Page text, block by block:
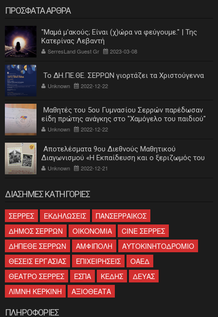
ΠΡΟΣΦΑΤΑ ΑΡΘΡΑ
"Μαμά μ'ακούς; Είναι (χ)ώρα να φεύγουμε." | Της
Κατερίνας Λεβαντή
SerresLand Guest Gr 2023-03-08
Το ΔΗ.ΠΕ.ΘΕ. ΣΕΡΡΩΝ γιορτάζει τα Χριστούγεννα
Unknown 2022-12-22
Μαθητές του 5ου Γυμνασίου Σερρών παρέδωσαν
είδη πρώτης ανάγκης στο "Χαμόγελο του παιδιού"
Unknown 2022-12-22
Αποτελέσματα 9ου Διεθνούς Μαθητικού
Διαγωνισμού «Η Εκπαίδευση και ο ξεριζωμός του
ελληνισμού»
Unknown 2022-12-21
ΔΙΑΣΗΜΕΣ ΚΑΤΗΓΟΡΙΕΣ
ΣΕΡΡΕΣ ΕΚΔΗΛΩΣΕΙΣ
ΠΑΝΣΕΡΡΑΙΚΟΣ
ΔΗΜΟΣ ΣΕΡΡΩΝ
ΟΙΚΟΝΟΜΙΑ
CINE ΣΕΡΡΕΣ
ΔΗΠΕΘΕ ΣΕΡΡΩΝ
ΑΜΦΙΠΟΛΗ
ΑΥΤΟΚΙΝΗΤΟΔΡΟΜΙΟ
ΘΕΣΕΙΣ ΕΡΓΑΣΙΑΣ
ΕΠΙΧΕΙΡΗΣΕΙΣ
ΟΑΕΔ
ΘΕΑΤΡΟ ΣΕΡΡΕΣ
ΕΣΠΑ ΚΕΔΗΣ
ΔΕΥΑΣ
ΛΙΜΝΗ ΚΕΡΚΙΝΗ
ΑΞΙΟΘΕΑΤΑ
ΠΛΗΡΟΦΟΡΙΕΣ